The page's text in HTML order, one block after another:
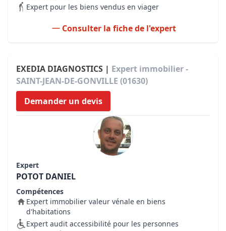
Expert pour les biens vendus en viager
Consulter la fiche de l'expert
EXEDIA DIAGNOSTICS | Expert immobilier -
SAINT-JEAN-DE-GONVILLE (01630)
Demander un devis
Expert
POTOT DANIEL
Compétences
Expert immobilier valeur vénale en biens
d'habitations
Expert audit accessibilité pour les personnes